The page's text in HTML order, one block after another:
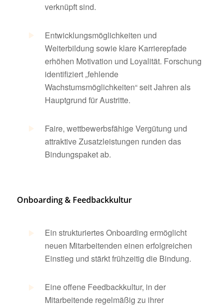
verknüpft sind.
Entwicklungsmöglichkeiten und
Weiterbildung sowie klare Karrierepfade
erhöhen Motivation und Loyalität. Forschung
identifiziert „fehlende
Wachstumsmöglichkeiten“ seit Jahren als
Hauptgrund für Austritte.
Faire, wettbewerbsfähige Vergütung und
attraktive Zusatzleistungen runden das
Bindungspaket ab.
Onboarding & Feedbackkultur
Ein strukturiertes Onboarding ermöglicht
neuen Mitarbeitenden einen erfolgreichen
Einstieg und stärkt frühzeitig die Bindung.
Eine offene Feedbackkultur, in der
Mitarbeitende regelmäßig zu ihrer